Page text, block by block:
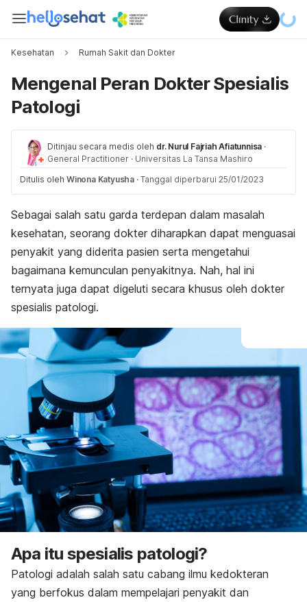
Kesehatan Rumah Sakit dan Dokter
Mengenal Peran Dokter Spesialis
Patologi
Ditinjau secara medis oleh dr. Nurul Fajriah Afiatunnisa ·
General Practitioner · Universitas La Tansa Mashiro
Ditulis oleh Winona Katyusha · Tanggal diperbarui 25/01/2023
Sebagai salah satu garda terdepan dalam masalah
kesehatan, seorang dokter diharapkan dapat menguasai
penyakit yang diderita pasien serta mengetahui
bagaimana kemunculan penyakitnya. Nah, hal ini
ternyata juga dapat digeluti secara khusus oleh dokter
spesialis patologi.
Apa itu spesialis patologi?
Patologi adalah salah satu cabang ilmu kedokteran
yang berfokus dalam mempelajari penyakit dan